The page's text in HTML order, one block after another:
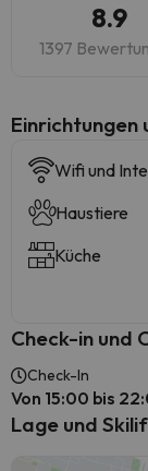
8.9
1397
​Einrichtungen
Wifi und
Haustiere
Küche
Check-in und
Check-In
Von 15:00 bis
Lage und